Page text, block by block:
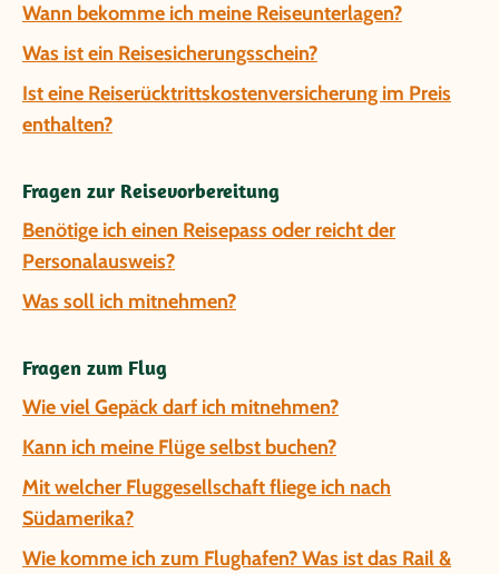
Wann bekomme ich meine Reiseunterlagen?
Was ist ein Reisesicherungsschein?
Ist eine Reiserücktrittskostenversicherung im Preis
enthalten?
Fragen zur Reisevorbereitung
Benötige ich einen Reisepass oder reicht der
Personalausweis?
Was soll ich mitnehmen?
Fragen zum Flug
Wie viel Gepäck darf ich mitnehmen?
Kann ich meine Flüge selbst buchen?
Mit welcher Fluggesellschaft fliege ich nach
Südamerika?
Wie komme ich zum Flughafen? Was ist das Rail &